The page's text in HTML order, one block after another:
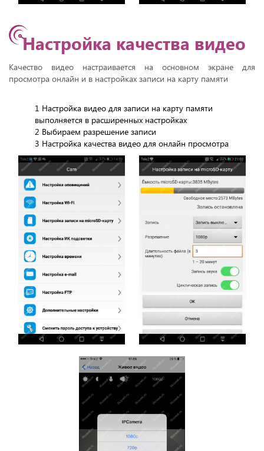
Настройка качества видео
Качество видео настраивается на основном экране для
просмотра онлайн и в настройках записи на карту памяти
1 Настройка видео для записи на карту памяти
выполняется в расширенных настройках
2 Выбираем разрешение записи
3 Настройка качества видео для онлайн просмотра